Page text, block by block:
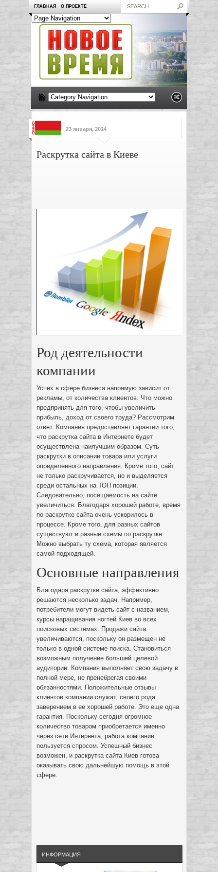
ГЛАВНАЯ О ПРОЕКТЕ
23 января, 2014
Раскрутка сайта в Киеве
Род деятельности
компании
Успех в сфере бизнеса напрямую зависит от
рекламы, от количества клиентов. Что можно
предпринять для того, чтобы увеличить
прибыль, доход от своего труда? Рассмотрим
ответ. Компания предоставляет гарантии того,
что раскрутка сайта в Интернете будет
осуществлена наилучшим образом. Суть
раскрутки в описании товара или услуги
определенного направления. Кроме того, сайт
не только раскручивается, но и выделяется
среди остальных на ТОП позиции.
Следовательно, посещаемость на сайте
увеличиться. Благодаря хорошей работе, время
по раскрутке сайта очень ускорилось в
процессе. Кроме того, для разных сайтов
существуют и разные схемы по раскрутке.
Можно выбрать ту схема, которая является
самой подходящей.
Основные направления
Благодаря раскрутке сайта, эффективно
решаются несколько задач. Например,
потребители могут видеть сайт с названием,
курсы наращивания ногтей Киев во всех
поисковых системах. Продажи сайта
увеличиваются, поскольку он размещен не
только в одной системе поиска. Становиться
возможным получение большей целевой
аудитории. Компания выполняет свою задачу в
полной мере, не пренебрегая своими
обязанностями. Положительные отзывы
клиентов компании служат, своего рода
заверением в ее хорошей работе. Это еще одна
гарантия. Поскольку сегодня огромное
количество товаром приобретается именно
через сети Интернета, работа компании
пользуется спросом. Успешный бизнес
возможен, и раскрутка сайта Киев готова
оказывать свою дальнейшую помощь в этой
сфере.
ИНФОРМАЦИЯ